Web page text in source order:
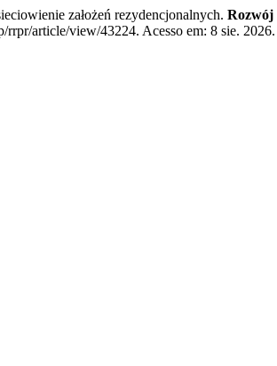
założeń rezydencjonalnych. Rozwój
article/view/43224. Acesso em: 8 sie. 2026.